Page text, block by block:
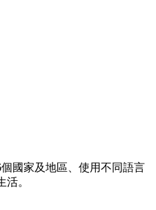
國家及地區、使用不同語言
。